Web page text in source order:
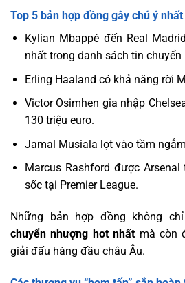
Top 5 bản hợp đồng gây chú ý nhất
Kylian Mbappé đến Real
nhất trong danh sách tin
Erling Haaland có khả năng rời
Victor Osimhen gia nhập
130 triệu euro.
Jamal Musiala lọt vào tầm
Marcus Rashford được
sốc tại Premier League.
Những bản hợp đồng không
chuyển nhượng hot nhất mà còn
giải đấu hàng đầu châu Âu.